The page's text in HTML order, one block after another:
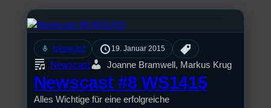
mic Newscast 19. Januar 2015
Newscast Joanne Bramwell, Markus Krug
Newscast #8 WS1415
Alles Wichtige für eine erfolgreiche